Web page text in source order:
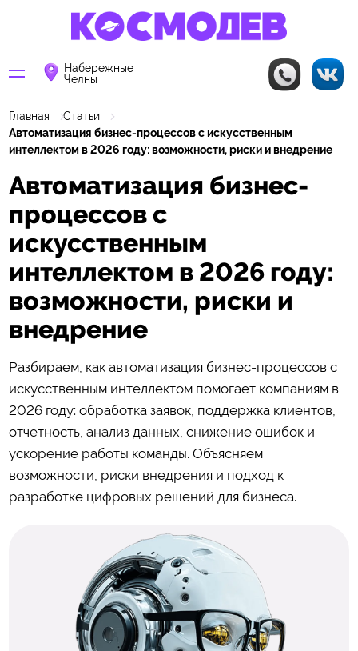
Набережные
Челны
Главная
Статьи
Автоматизация бизнес-процессов с искусственным
интеллектом в 2026 году: возможности, риски и внедрение
Автоматизация бизнес-
процессов с
искусственным
интеллектом в 2026 году:
возможности, риски и
внедрение
Разбираем, как автоматизация бизнес-процессов с
искусственным интеллектом помогает компаниям в
2026 году: обработка заявок, поддержка клиентов,
отчетность, анализ данных, снижение ошибок и
ускорение работы команды. Объясняем
возможности, риски внедрения и подход к
разработке цифровых решений для бизнеса.